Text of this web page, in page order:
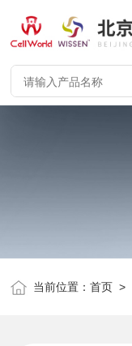
当前位置：首页 >